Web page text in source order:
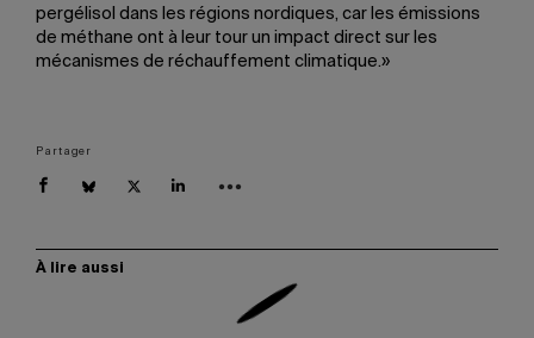
pergélisol dans les régions nordiques, car les émissions
de méthane ont à leur tour un impact direct sur les
mécanismes de réchauffement climatique.»
Partager
À lire aussi